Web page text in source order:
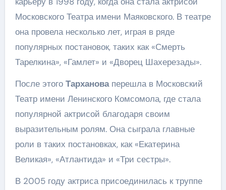
Московского Театра имени Маяковского. В театре
она провела несколько лет, играя в ряде
популярных постановок, таких как «Смерть
Тарелкина», «Гамлет» и «Дворец Шахерезады».
После этого Тархановаперешла в Московский
Театр имени Ленинского Комсомола, где стала
популярной актрисой благодаря своим
выразительным ролям. Она сыграла главные
роли в таких постановках, как «Екатерина
Великая», «Атлантида» и «Три сестры».
В 2005 году актриса присоединилась к труппе